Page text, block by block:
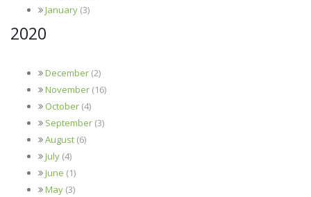
January (3)
2020
December (2)
November (16)
October (4)
September (3)
August (6)
July (4)
June (1)
May (3)